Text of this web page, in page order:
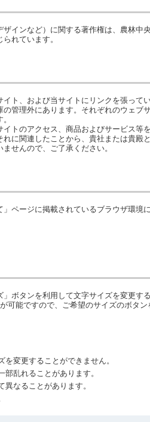
インなど）に関する著作権は、農林中
れています。
ト、および当サイトにリンクを張って
管理外にあります。それぞれのウェブ
トのアクセス、商品およびサービス等
に関連したことから、貴社または貴殿
せんので、ご了承ください。
ページに掲載されているブラウザ環境
ボタンを利用して文字サイズを変更す
可能ですので、ご希望のサイズのボタン
変更することができません。
乱れることがあります。
なることがあります。